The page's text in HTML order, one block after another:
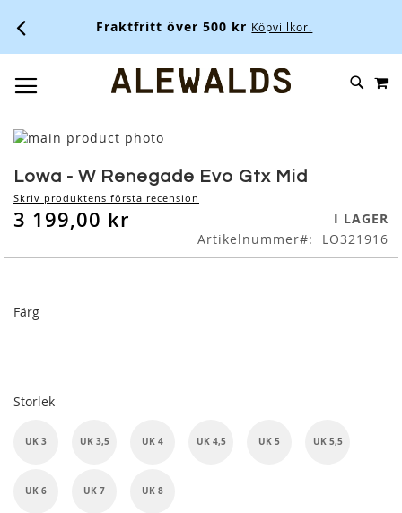
Fraktfritt över 500 kr Köpvillkor.
SKIP
Skip
the
end
of
the
gallery
to
the
beginning
of
images
Lowa - W Renegade Evo Gtx Mid
Skriv produktens första recension
3 199,00 kr
I LAGER
Artikelnummer
LO321916
Färg
Storlek
UK 3 UK 3,5 UK 4 UK 4,5 UK 5 UK 5,5
UK 6 UK 7 UK 8